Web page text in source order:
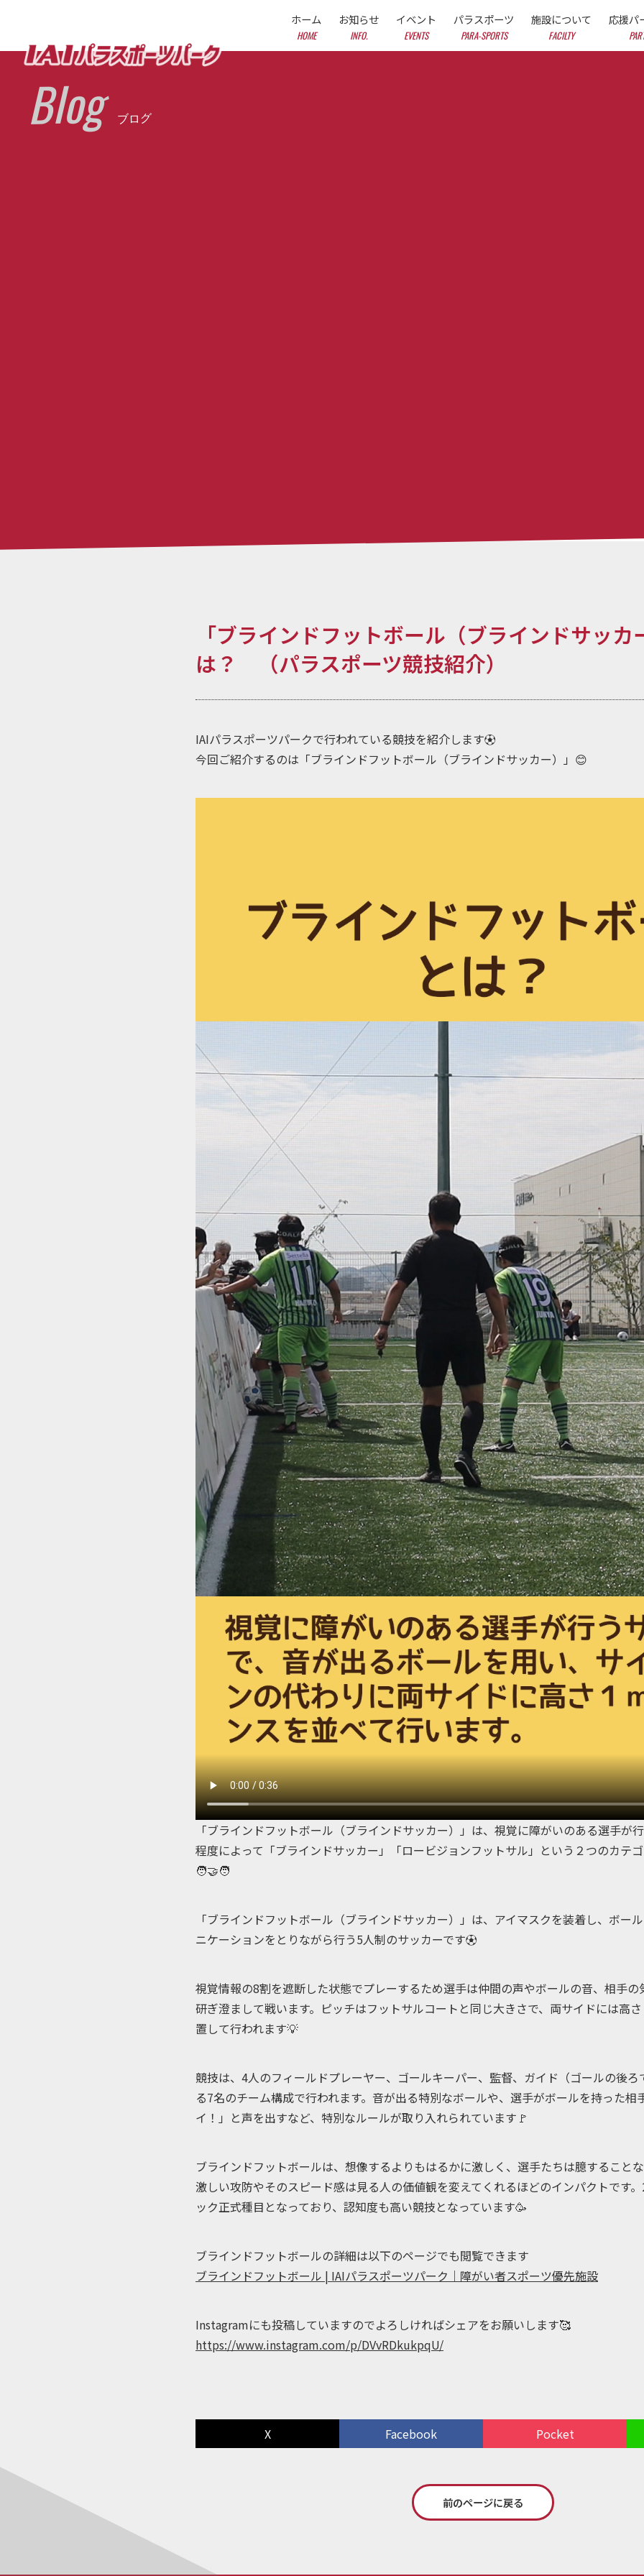
ホーム
HOME
お知らせ
INFO.
イベント
EVENTS
パラスポーツ
PARA-SPORTS
施設について
FACILTY
応援パ
Blog ブログ
「ブラインドフットボール（ブラインドサッカ
は？ （パラスポーツ競技紹介）
IAIパラスポーツパークで行われている競技を紹介します⚽
今回ご紹介するのは「ブラインドフットボール（ブラインドサッカー）」😊
「ブラインドフットボール（ブラインドサッカー）」は、視覚に障がいのある選手が
程度によって「ブラインドサッカー」「ロービジョンフットサル」という２つのカテ
🧑‍🤝‍🧑
「ブラインドフットボール（ブラインドサッカー）」は、アイマスクを装着し、ボー
ニケーションをとりながら行う5人制のサッカーです⚽
視覚情報の8割を遮断した状態でプレーするため選手は仲間の声やボールの音、相手
研ぎ澄まして戦います。ピッチはフットサルコートと同じ大きさで、両サイドには高
置して行われます💡
競技は、4人のフィールドプレーヤー、ゴールキーパー、監督、ガイド（ゴールの後
る7名のチーム構成で行われます。音が出る特別なボールや、選手がボールを持った相
イ！」と声を出すなど、特別なルールが取り入れられています🚩
ブラインドフットボールは、想像するよりもはるかに激しく、選手たちは臆すること
激しい攻防やそのスピード感は見る人の価値観を変えてくれるほどのインパクトです
ック正式種目となっており、認知度も高い競技となっています🥳
ブラインドフットボールの詳細は以下のページでも閲覧できます
ブラインドフットボール | IAIパラスポーツパーク｜障がい者スポーツ優先施設
Instagramにも投稿していますのでよろしければシェアをお願いします🥰
https://www.instagram.com/p/DVvRDkukpqU/
X Facebook Pocket
前のページに戻る